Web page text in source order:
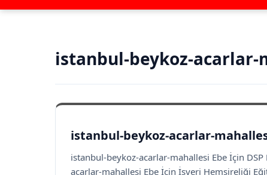
istanbul-beykoz-acarlar-
istanbul-beykoz-acarlar-
istanbul-beykoz-acarlar-mahallesi Ebe İçin
acarlar-mahallesi Ebe İçin İşyeri Hemşireliği